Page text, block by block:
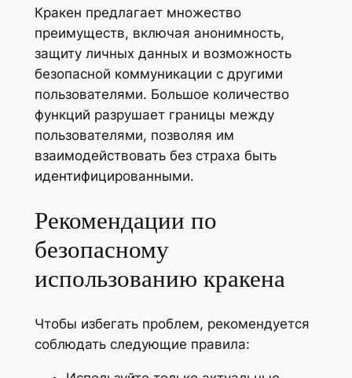
Кракен предлагает множество
преимуществ, включая анонимность,
защиту личных данных и возможность
безопасной коммуникации с другими
пользователями. Большое количество
функций разрушает границы между
пользователями, позволяя им
взаимодействовать без страха быть
идентифицированными.
Рекомендации по
безопасному
использованию кракена
Чтобы избегать проблем, рекомендуется
соблюдать следующие правила: